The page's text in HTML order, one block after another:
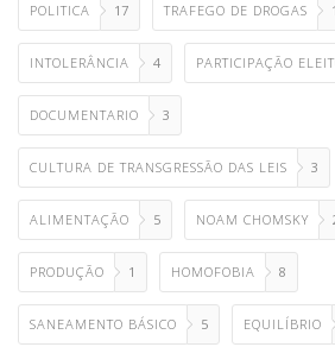
POLITICA 17 TRAFEGO DE DROGAS 1
INTOLERÂNCIA 4 PARTICIPAÇÃO
DOCUMENTARIO 3
CULTURA DE TRANSGRESSÃO DAS LEIS 3
ALIMENTAÇÃO 5 NOAM CHOMSKY
PRODUÇÃO 1 HOMOFOBIA 8
SANEAMENTO BÁSICO 5 EQUILÍBRIO